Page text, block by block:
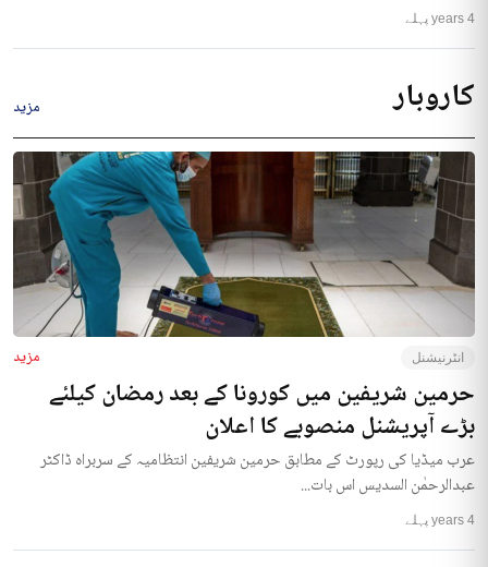
4 years پہلے
کاروبار مزید
انٹرنیشنل مزید
حرمین شریفین میں کورونا کے بعد رمضان کیلئے
بڑے آپریشنل منصوبے کا اعلان
عرب میڈیا کی رپورٹ کے مطابق حرمین شریفین انتظامیہ کے سربراہ ڈاکٹر
عبدالرحمٰن السدیس اس بات...
4 years پہلے